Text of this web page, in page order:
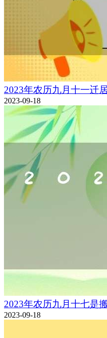
2023年农历九月十一迁
2023-09-18
2023年农历九月十七是
2023-09-18